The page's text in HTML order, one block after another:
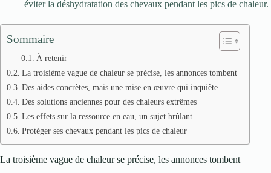
éviter la déshydratation des chevaux pendant les pics de chaleur.
Sommaire
À retenir
La troisième vague de chaleur se précise, les annonces tombent
Des aides concrètes, mais une mise en œuvre qui inquiète
Des solutions anciennes pour des chaleurs extrêmes
Les effets sur la ressource en eau, un sujet brûlant
Protéger ses chevaux pendant les pics de chaleur
La troisième vague de chaleur se précise, les annonces tombent